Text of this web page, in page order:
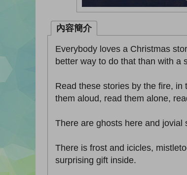
內容簡介
Everybody loves a Christmas
better way to do that than with a
Read these stories by the fire,
them aloud, read them alone,
There are ghosts here and
There is frost and icicles,
surprising gift inside.